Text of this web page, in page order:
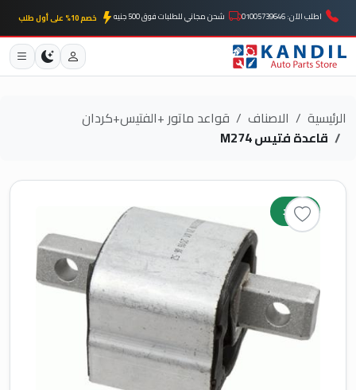
اطلب الآن: 01005739646 شحن مجاني للطلبات فوق 500 جنيه خصم 10% على أول طلب
الرئيسية الاصناف
قواعد ماتور +الفتيس+كردان
قاعدة فتيس M274
جديد